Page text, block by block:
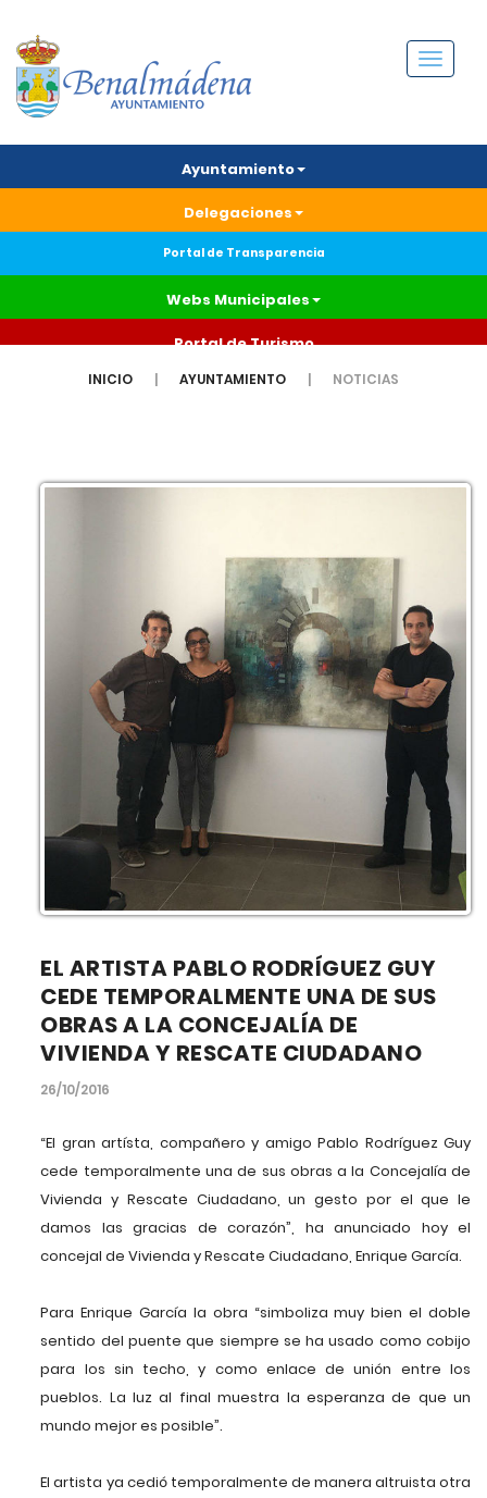
Menú
Ayuntamiento
Delegaciones
Portal de Transparencia
Webs Municipales
Portal de Turismo
INICIO AYUNTAMIENTO NOTICIAS
EL ARTISTA PABLO RODRÍGUEZ GUY
CEDE TEMPORALMENTE UNA DE SUS
OBRAS A LA CONCEJALÍA DE
VIVIENDA Y RESCATE CIUDADANO
26/10/2016
“El gran artísta, compañero y amigo Pablo Rodríguez Guy
cede temporalmente una de sus obras a la Concejalía de
Vivienda y Rescate Ciudadano, un gesto por el que le
damos las gracias de corazón”, ha anunciado hoy el
concejal de Vivienda y Rescate Ciudadano, Enrique García.
Para Enrique García la obra “simboliza muy bien el doble
sentido del puente que siempre se ha usado como cobijo
para los sin techo, y como enlace de unión entre los
pueblos. La luz al final muestra la esperanza de que un
mundo mejor es posible”.
El artista ya cedió temporalmente de manera altruista otra